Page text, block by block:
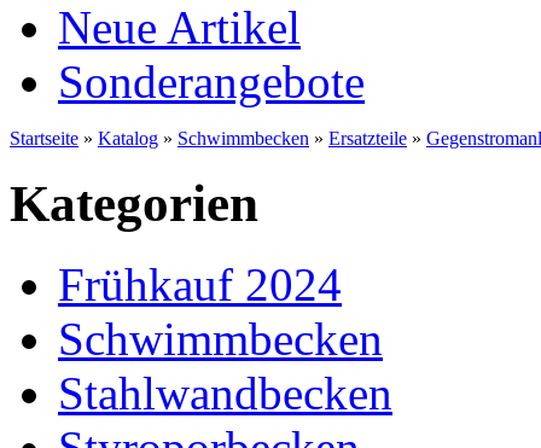
Neue Artikel
Sonderangebote
Startseite » Katalog » Schwimmbecken » Ersatzteile »
Kategorien
Frühkauf 2024
Schwimmbecken
Stahlwandbecken